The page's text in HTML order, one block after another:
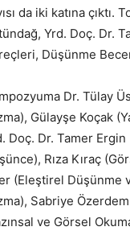
da iki katına
Yrd. Doç. Dr.
Düşünme
Dr. Tülay
Gülayşe Koçak
Doç. Dr. Tamer
Rıza Kıraç
(Eleştirel Düşünme
Sabriye
ve Görsel